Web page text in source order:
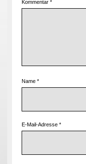
Kommentar *
Name *
E-Mail-Adresse *